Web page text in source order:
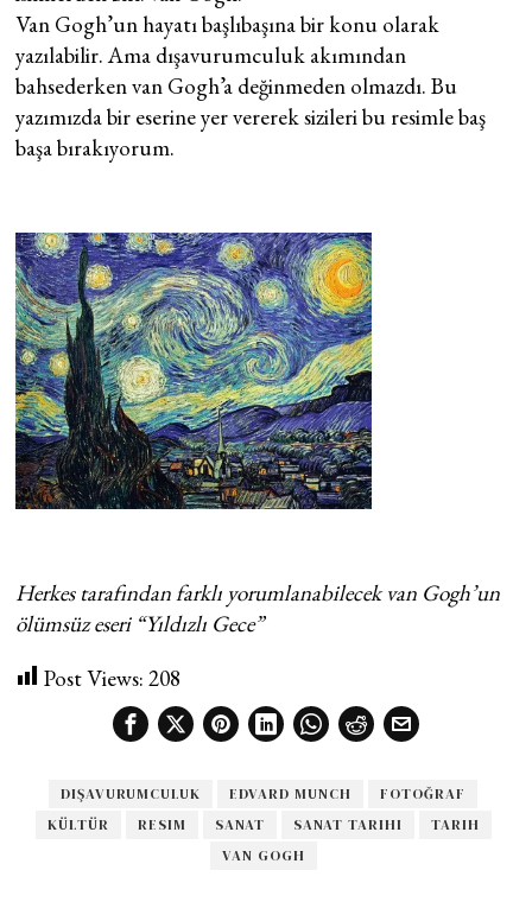
Van Gogh’un hayatı başlıbaşına bir konu olarak
yazılabilir. Ama dışavurumculuk akımından
bahsederken van Gogh’a değinmeden olmazdı. Bu
yazımızda bir eserine yer vererek sizileri bu resimle baş
başa bırakıyorum.
Herkes tarafından farklı yorumlanabilecek van Gogh’un
ölümsüz eseri “Yıldızlı Gece”
Post Views: 208
DIŞAVURUMCULUK EDVARD MUNCH
FOTOĞRAF
KÜLTÜR
RESIM SANAT SANAT TARIHI
TARIH
VAN GOGH